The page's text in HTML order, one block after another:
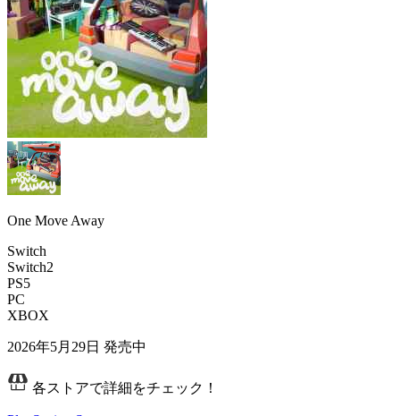
One Move Away
Switch
Switch2
PS5
PC
XBOX
2026年5月29日 発売中
各ストアで詳細をチェック！